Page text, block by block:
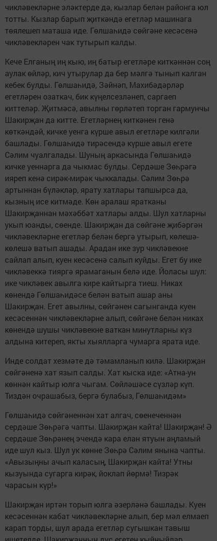
чикләвекләрне эләктерде дә, кызлар белән районга юл
тотты. Кызлар барып җиткәндә егетләр машинага
төялешеп маташа иде. Гөлшаһидә сөйгәне кесәсенә
чикләвекләрен чак тутырып калды.
Кече Елганың иң кыю, иң батыр егетләре киткәннән соң
аулак өйләр, кич утырулар да бер мәлгә тынып калган
кебек булды. Гөлшаһидә, Зәйнәп, Махибәдәрләр
егетләрен озаткач, бик күңелсезләнеп, саргаеп
киттеләр. Җитмәсә, авылны гөрләтеп торган гармунчы
Шакирҗан да китте. Егетләрнең киткәнен генә
көткәндәй, кичке уенга күрше авыл егетләре килгәли
башлады. Гөлшаһидә тирәсендә күрше авыл егете
Сәлим чуалгалады. Шуның аркасында Гөлшаһидә
кичке уеннарга да чыкмас булды. Сердәше Зөһрәгә
ияреп кенә сирәк-мирәк чыккалады. Сәлим Зөһрә
артыннан бүләкләр, ярату хатлары тапшырса да,
кызның исе китмәде. Көн аралаш яратканы
Шакирҗаннан мәхәббәт хатлары алды. Шул хатларны
укып юанды, сөенде. Шакирҗан да сөйгәне җибәргән
чикләвекләрне егетләр белән бергә утырып, көлешә-
көлешә ватып ашады. Арадан ике зур чикләвекне
сайлап алып, куен кесәсенә салып куйды. Егет бу ике
чикләвеккә тияргә ярамаганын белә иде. Йоласы шул:
ике чикләвек авылга кире кайтырга тиеш. Никах
көнендә Гөлшаһидәсе белән ватып ашар аны
Шакирҗан. Егет авылны, сөйгәнен сагынганда куен
кесәсеннән чикләвекләрне алып, сөйгәне белән никах
көнендә шушы чикләвекне ваткан минутларны күз
алдына китереп, якты хыялларга чумарга ярата иде.
Инде солдат хезмәте дә тәмамланып килә. Шакирҗан
сөйгәненә хат язып салды. Хат кыска иде: «Атна-ун
көннән кайтыр юлга чыгам. Сөйләшәсе сүзләр күп.
Тиздән очрашабыз, бергә булабыз, Гөлшаһидәм»
Гөлшаһидә сөйгәненнән хат алгач, сөенеченнән
сердәше Зөһрәгә чапты. Шакирҗан кайта! Шакирҗан! Ә
сердәше Зөһрәнең эчендә кара елан ятуын аңламый
иде шул кыз. Шул ук көнне Зөһрә Сәлим янына чапты.
«Авызыңны ачып каласың, Шакирҗан кайта! Утны
кызуында сугарга кирәк, йоклап йөрмә! Тизрәк
чарасын күр!»
Шакирҗан иртән торып юлга әзерләнә башлады. Куен
кесәсеннән кабат чикләвекләрне алып, бер мәл елмаеп
карап торды, шул арада егетләр сугышкан тавыш